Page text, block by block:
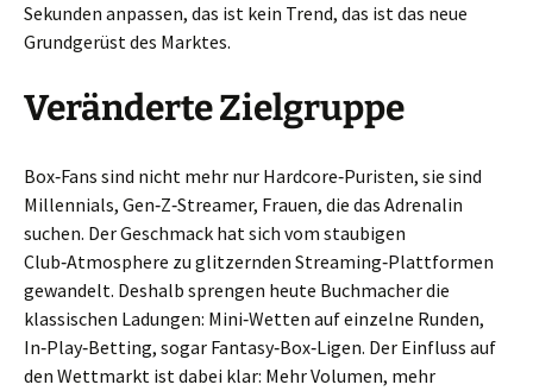
Sekunden anpassen, das ist kein Trend, das ist das neue
Grundgerüst des Marktes.
Veränderte Zielgruppe
Box‑Fans sind nicht mehr nur Hardcore‑Puristen, sie sind
Millennials, Gen‑Z‑Streamer, Frauen, die das Adrenalin
suchen. Der Geschmack hat sich vom staubigen
Club‑Atmosphere zu glitzernden Streaming‑Plattformen
gewandelt. Deshalb sprengen heute Buchmacher die
klassischen Ladungen: Mini‑Wetten auf einzelne Runden,
In‑Play‑Betting, sogar Fantasy‑Box‑Ligen. Der Einfluss auf
den Wettmarkt ist dabei klar: Mehr Volumen, mehr